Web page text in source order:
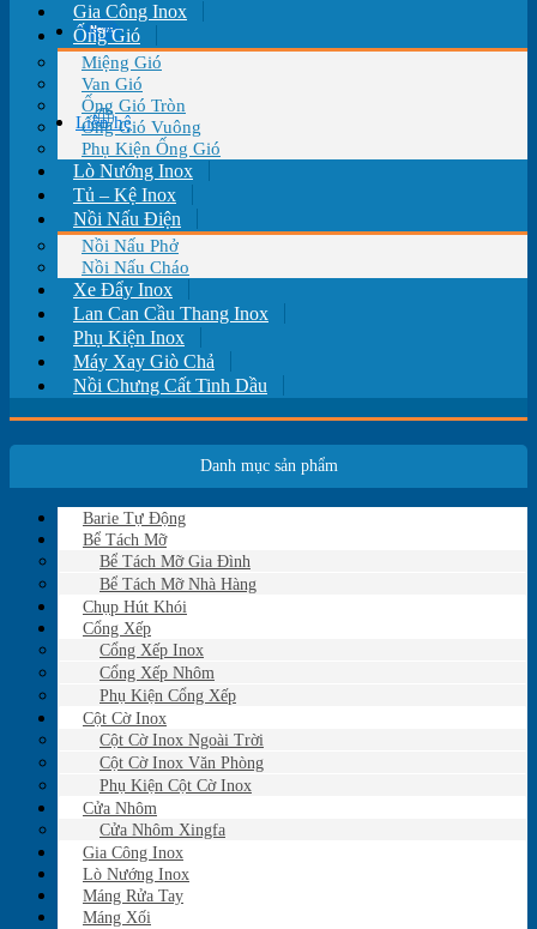
Tin tức
Liên hệ
Gia Công Inox
Ống Gió
Miệng Gió
Van Gió
Ống Gió Tròn
Ống Gió Vuông
Phụ Kiện Ống Gió
Lò Nướng Inox
Tủ – Kệ Inox
Nồi Nấu Điện
Nồi Nấu Phở
Nồi Nấu Cháo
Xe Đẩy Inox
Lan Can Cầu Thang Inox
Phụ Kiện Inox
Máy Xay Giò Chả
Nồi Chưng Cất Tinh Dầu
Danh mục sản phẩm
Barie Tự Động
Bể Tách Mỡ
Bể Tách Mỡ Gia Đình
Bể Tách Mỡ Nhà Hàng
Chụp Hút Khói
Cổng Xếp
Cổng Xếp Inox
Cổng Xếp Nhôm
Phụ Kiện Cổng Xếp
Cột Cờ Inox
Cột Cờ Inox Ngoài Trời
Cột Cờ Inox Văn Phòng
Phụ Kiện Cột Cờ Inox
Cửa Nhôm
Cửa Nhôm Xingfa
Gia Công Inox
Lò Nướng Inox
Máng Rửa Tay
Máng Xối